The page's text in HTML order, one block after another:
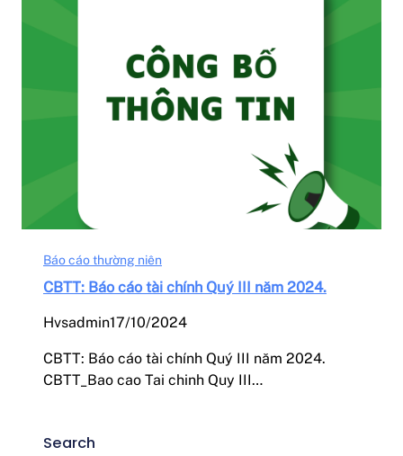
Báo cáo thường niên
CBTT: Báo cáo tài chính Quý III năm 2024.
Hvsadmin17/10/2024
CBTT: Báo cáo tài chính Quý III năm 2024.
CBTT_Bao cao Tai chinh Quy III…
Search